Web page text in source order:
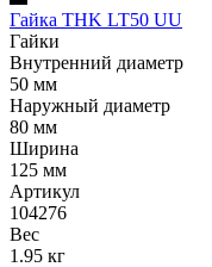
Гайка THK LT50 UU
Гайки
Внутренний диаметр
50 мм
Наружный диаметр
80 мм
Ширина
125 мм
Артикул
104276
Вес
1.95 кг